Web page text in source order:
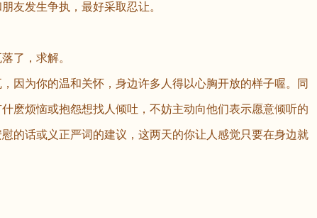
友发生争执，最好采取忍让。
了，求解。
因为你的温和关怀，身边许多人得以心胸开放的样子喔。同
麽烦恼或抱怨想找人倾吐，不妨主动向他们表示愿意倾听的
的话或义正严词的建议，这两天的你让人感觉只要在身边就